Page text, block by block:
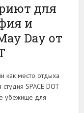
для
и
Day от
как место отдыха
SPACE DOT
убежище для